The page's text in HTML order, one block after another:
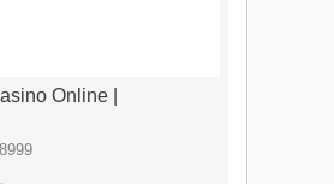
Online |